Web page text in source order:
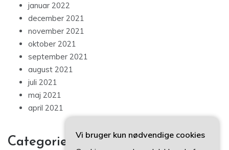
januar 2022
december 2021
november 2021
oktober 2021
september 2021
august 2021
juli 2021
maj 2021
april 2021
Categories
Vi bruger kun nødvendige cookies